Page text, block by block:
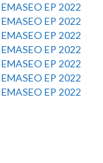
EP 2022
EP 2022
EP 2022
EP 2022
EP 2022
EP 2022
EP 2022